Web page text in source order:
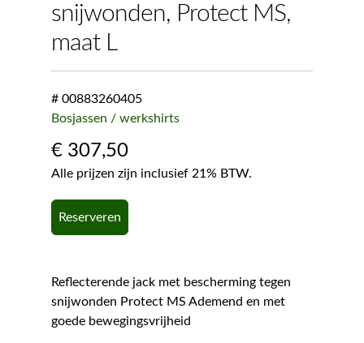
snijwonden, Protect MS,
maat L
# 00883260405
Bosjassen / werkshirts
€307,50
Alle prijzen zijn inclusief 21% BTW.
Reserveren
Reflecterende jack met bescherming tegen
snijwonden Protect MS Ademend en met
goede bewegingsvrijheid